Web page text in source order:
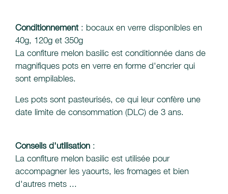
Conditionnement: bocaux en verre disponibles en
40g, 120g et 350g
La confiture melon basilic est conditionnée dans de
magnifiques pots en verre en forme d'encrier qui
sont empilables.
Les pots sont pasteurisés, ce qui leur confère une
date limite de consommation (DLC) de 3 ans.
Conseils d'utilisation :
La confiture melon basilic est utilisée pour
accompagner les yaourts, les fromages et bien
d'autres mets ...